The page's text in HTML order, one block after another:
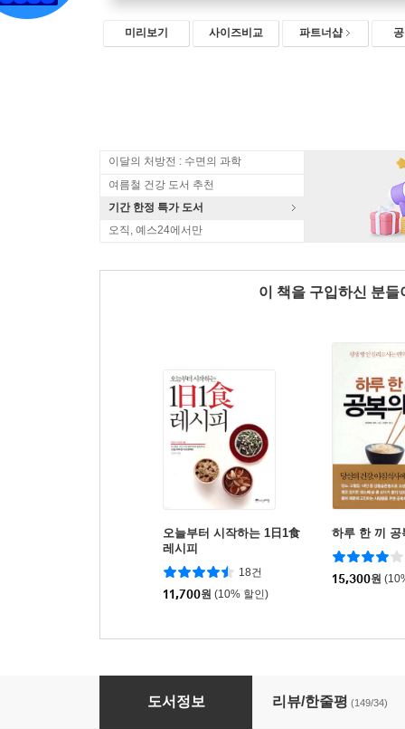
미리보기 사이즈비교 파트너샵
이달의 처방전 : 수면의 과학
여름철 건강 도서 추천
기간 한정 특가 도서
오직, 예스24에서만
이 책을 구입하신 분
오늘부터 시작하는 1日1食
레시피
18건
11,700원 (10% 할인)
하루 한 끼 공
15,300원
1日 1食 1일 1식
도서정보 리뷰/한줄평 (149/34)